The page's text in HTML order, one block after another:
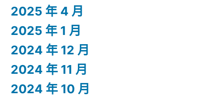
2025 年 4 月
2025 年 1 月
2024 年 12 月
2024 年 11 月
2024 年 10 月